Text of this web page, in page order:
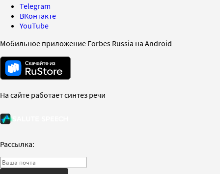
Telegram
ВКонтакте
YouTube
Мобильное приложение Forbes Russia на Android
На сайте работает синтез речи
Рассылка: